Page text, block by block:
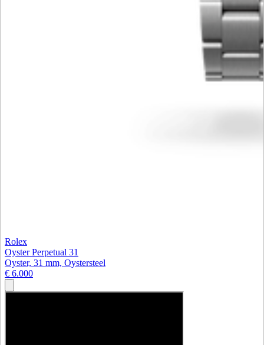
Rolex
Oyster Perpetual 31
Oyster, 31 mm, Oystersteel
€ 6.000